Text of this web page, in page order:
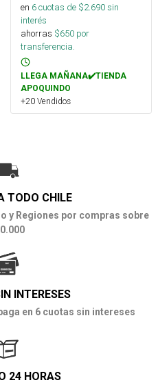
en 6cuotas de $2.690sin
interés
ahorras $650 por
transferencia.
LLEGA MAÑANA✔️TIENDA
APOQUINDO
+20 Vendidos
TODO CHILE
y Regiones por compras sobre
INTERESES
en 6 cuotas sin intereses
24 HORAS